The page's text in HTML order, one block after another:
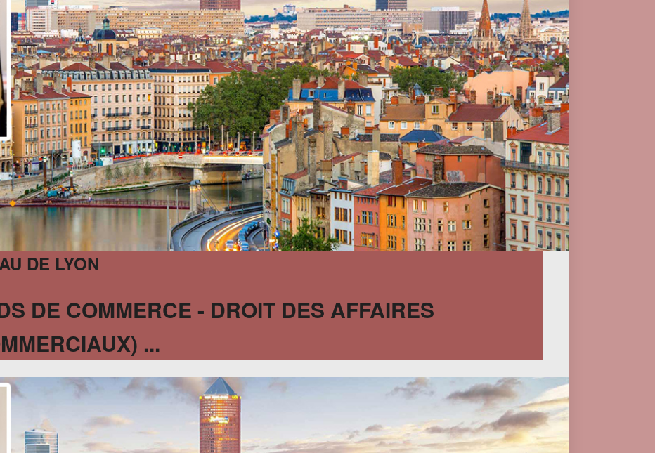
DE LYON
DE COMMERCE - DROIT DES AFFAIRES
...